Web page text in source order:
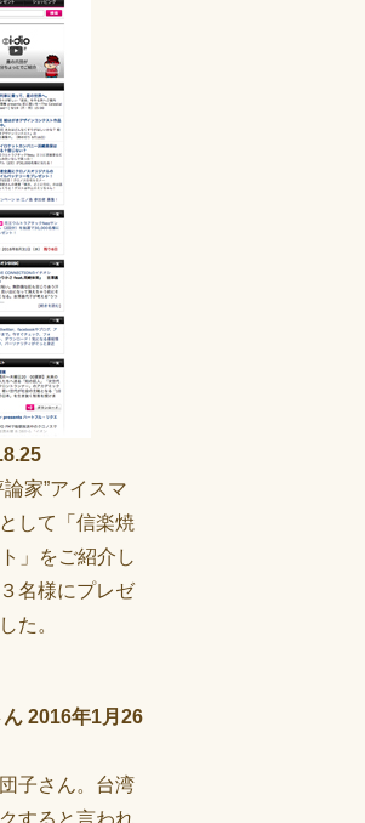
家”アイスマ
して「信楽焼
」をご紹介し
名様にプレゼ
た。
2016年1月26
子さん。台湾
すると言われ